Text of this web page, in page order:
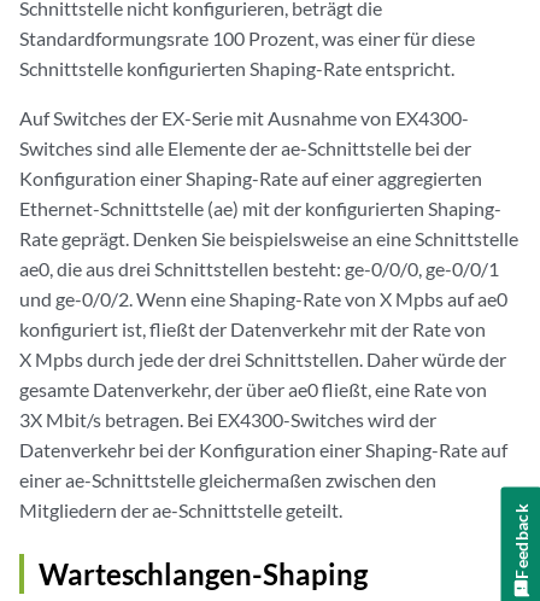
Schnittstelle nicht konfigurieren, beträgt die
Standardformungsrate 100 Prozent, was einer für diese
Schnittstelle konfigurierten Shaping-Rate entspricht.
Auf Switches der EX-Serie mit Ausnahme von EX4300-
Switches sind alle Elemente der ae-Schnittstelle bei der
Konfiguration einer Shaping-Rate auf einer aggregierten
Ethernet-Schnittstelle (ae) mit der konfigurierten Shaping-
Rate geprägt. Denken Sie beispielsweise an eine Schnittstelle
ae0, die aus drei Schnittstellen besteht: ge-0/0/0, ge-0/0/1
und ge-0/0/2. Wenn eine Shaping-Rate von X Mpbs auf ae0
konfiguriert ist, fließt der Datenverkehr mit der Rate von
X Mpbs durch jede der drei Schnittstellen. Daher würde der
gesamte Datenverkehr, der über ae0 fließt, eine Rate von
3X Mbit/s betragen. Bei EX4300-Switches wird der
Datenverkehr bei der Konfiguration einer Shaping-Rate auf
einer ae-Schnittstelle gleichermaßen zwischen den
Mitgliedern der ae-Schnittstelle geteilt.
Warteschlangen-Shaping Feedback